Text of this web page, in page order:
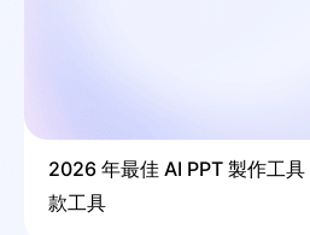
2026 年最佳 AI PPT 製作工
款工具